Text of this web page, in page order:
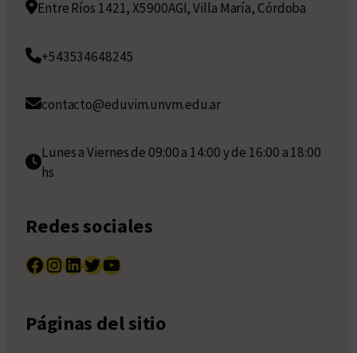
Entre Ríos 1421, X5900AGI, Villa María, Córdoba
+543534648245
contacto@eduvim.unvm.edu.ar
Lunes a Viernes de 09:00 a 14:00 y de 16:00 a 18:00
hs
Redes sociales
Facebook InstagramLinkedIn Twitter YouTube
Páginas del sitio